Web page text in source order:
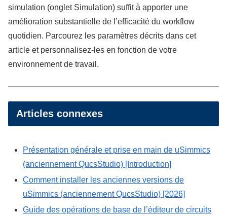
simulation (onglet Simulation) suffit à apporter une
amélioration substantielle de l’efficacité du workflow
quotidien. Parcourez les paramètres décrits dans cet
article et personnalisez-les en fonction de votre
environnement de travail.
Articles connexes
Présentation générale et prise en main de uSimmics
(anciennement QucsStudio) [Introduction]
Comment installer les anciennes versions de
uSimmics (anciennement QucsStudio) [2026]
Guide des opérations de base de l’éditeur de circuits